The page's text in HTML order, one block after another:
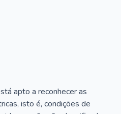
apto a reconhecer as
isto é, condições de